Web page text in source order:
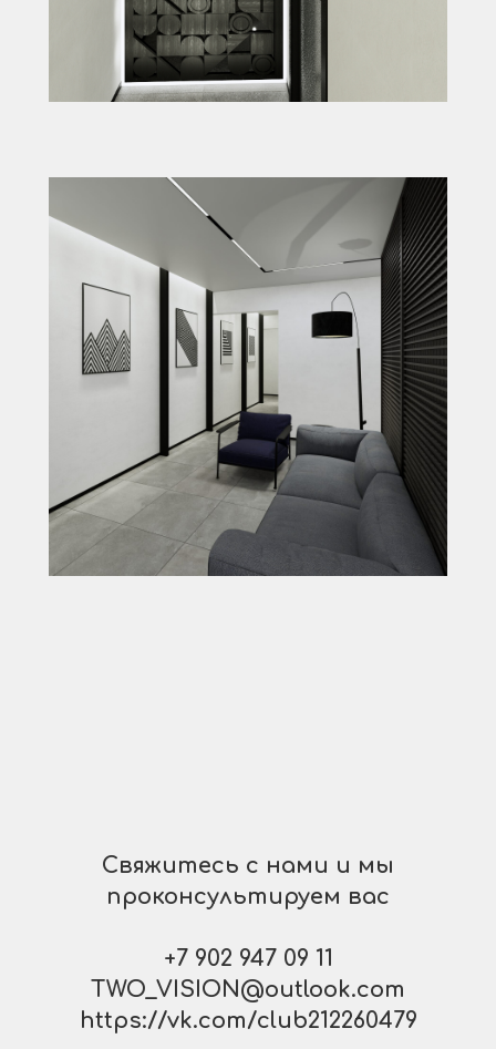
Свяжитесь с нами и мы
проконсультируем вас
+7 902 947 09 11
TWO_VISION@outlook.com
https://vk.com/club212260479